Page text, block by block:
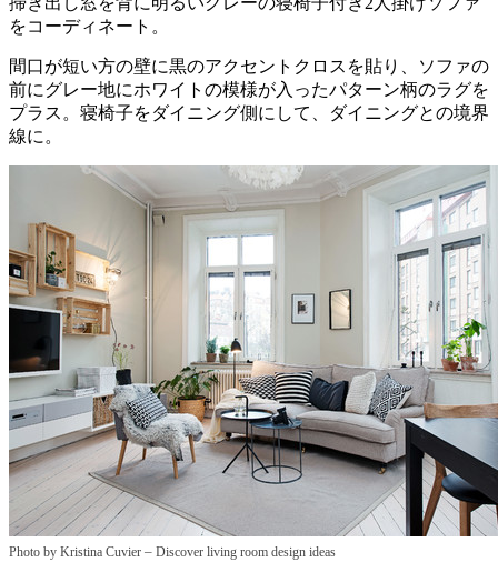
をコーディネート。
間口が短い方の壁に黒のアクセントクロスを貼り、ソファの
前にグレー地にホワイトの模様が入ったパターン柄のラグを
プラス。寝椅子をダイニング側にして、ダイニングとの境界
線に。
Photo by Kristina Cuvier – Discover living room design ideas